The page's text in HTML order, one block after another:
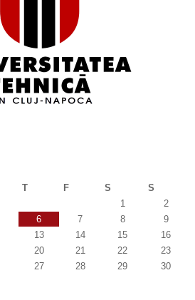
T F S
S
1
2
6 7 8
9
13 14 15
16
20 21 22
23
27 28 29
30